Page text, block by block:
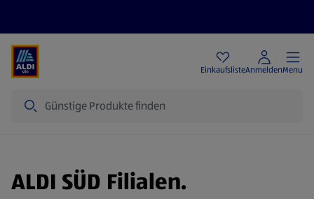
EinkaufslisteAnmeldenMenu
ALDI SÜD Filialen.